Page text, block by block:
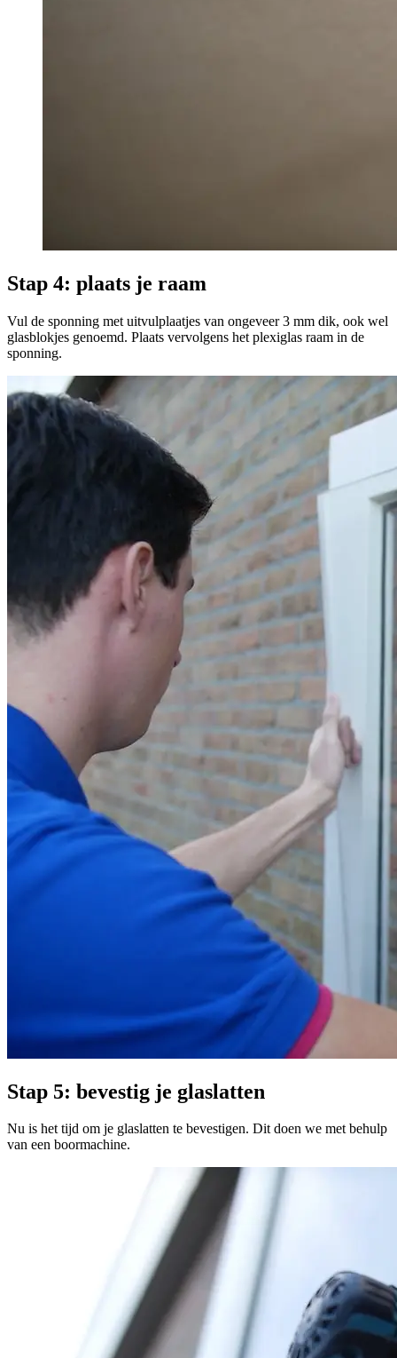
Stap 4: plaats je raam
Vul de sponning met uitvulplaatjes van ongeveer 3 mm dik, ook wel
glasblokjes genoemd. Plaats vervolgens het plexiglas raam in de
sponning.
Stap 5: bevestig je glaslatten
Nu is het tijd om je glaslatten te bevestigen. Dit doen we met behulp
van een boormachine.